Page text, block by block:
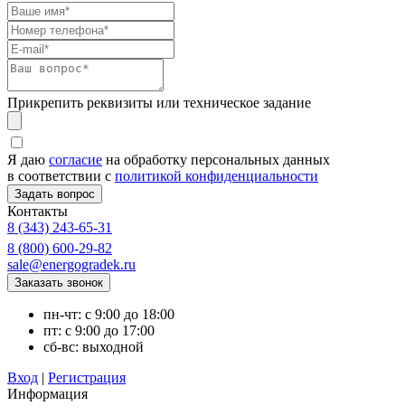
Прикрепить реквизиты или техническое задание
Я даю согласие на обработку персональных данных
в соответствии с политикой конфиденциальности
Контакты
8 (343) 243-65-31
8 (800) 600-29-82
sale@energogradek.ru
пн-чт: с 9:00 до 18:00
пт: с 9:00 до 17:00
сб-вс: выходной
Вход | Регистрация
Информация